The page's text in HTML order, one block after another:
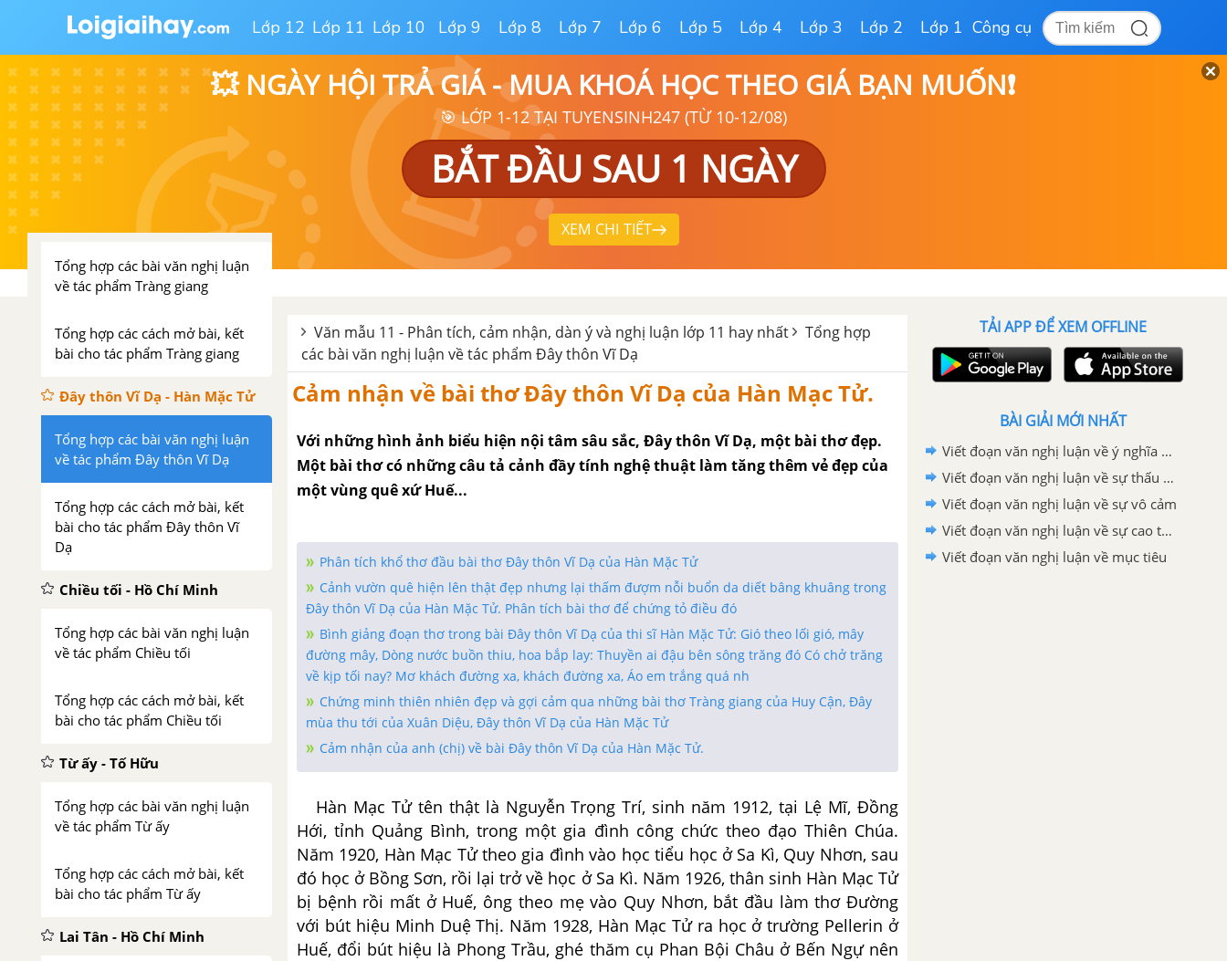
Lớp 12 Lớp 11 Lớp 10 Lớp 9 Lớp 8 Lớp 7 Lớp 6 Lớp 5 Lớp 4 Lớp 3 Lớp 2 Lớp 1 Công cụ
💥 NGÀY HỘI TRẢ GIÁ - MUA KHOÁ HỌC THEO GIÁ BẠN MUỐN❗
🎯 LỚP 1-12 TẠI TUYENSINH247 (TỪ 10-12/08)
BẮT ĐẦU SAU 1 NGÀY
XEM CHI TIẾT
Tổng hợp các bài văn nghị luận
về tác phẩm Vội vàng
Tổng hợp các cách mở bài, kết
bài cho tác phẩm Vội vàng
Tràng Giang - Huy Cận
Tổng hợp các bài văn nghị luận
về tác phẩm Tràng giang
Tổng hợp các cách mở bài, kết
bài cho tác phẩm Tràng giang
Đây thôn Vĩ Dạ - Hàn Mặc Tử
Tổng hợp các bài văn nghị luận
về tác phẩm Đây thôn Vĩ Dạ
Tổng hợp các cách mở bài, kết
bài cho tác phẩm Đây thôn Vĩ
Dạ
Chiều tối - Hồ Chí Minh
Tổng hợp các bài văn nghị luận
về tác phẩm Chiều tối
Tổng hợp các cách mở bài, kết
bài cho tác phẩm Chiều tối
Từ ấy - Tố Hữu
Tổng hợp các bài văn nghị luận
về tác phẩm Từ ấy
Tổng hợp các cách mở bài, kết
bài cho tác phẩm Từ ấy
Lai Tân - Hồ Chí Minh
Văn mẫu 11 - Phân tích, cảm nhận, dàn ý và nghị luận lớp 11 hay nhất
Tổng hợp
các bài văn nghị luận về tác phẩm Đây thôn Vĩ Dạ
Cảm nhận về bài thơ Đây thôn Vĩ Dạ của Hàn Mạc Tử.
Với những hình ảnh biểu hiện nội tâm sâu sắc, Đây thôn Vĩ Dạ, một bài thơ đẹp.
Một bài thơ có những câu tả cảnh đầy tính nghệ thuật làm tăng thêm vẻ đẹp của
một vùng quê xứ Huế...
Phân tích khổ thơ đầu bài thơ Đây thôn Vĩ Dạ của Hàn Mặc Tử
Cảnh vườn quê hiện lên thật đẹp nhưng lại thấm đượm nỗi buổn da diết bâng khuâng trong
Đây thôn Vĩ Dạ của Hàn Mặc Tử. Phân tích bài thơ để chứng tỏ điều đó
Bình giảng đoạn thơ trong bài Đây thôn Vĩ Dạ của thi sĩ Hàn Mặc Tử: Gió theo lối gió, mây
đường mây, Dòng nước buồn thiu, hoa bắp lay: Thuyền ai đậu bên sông trăng đó Có chở trăng
về kịp tối nay? Mơ khách đường xa, khách đường xa, Áo em trắng quá nh
Chứng minh thiên nhiên đẹp và gợi cảm qua những bài thơ Tràng giang của Huy Cận, Đây
mùa thu tới của Xuân Diệu, Đây thôn Vĩ Dạ của Hàn Mặc Tử
Cảm nhận của anh (chị) về bài Đây thôn Vĩ Dạ của Hàn Mặc Tử.
Hàn Mạc Tử tên thật là Nguyễn Trọng Trí, sinh năm 1912, tại Lệ Mĩ, Đồng
Hới, tỉnh Quảng Bình, trong một gia đình công chức theo đạo Thiên Chúa.
Năm 1920, Hàn Mạc Tử theo gia đình vào học tiểu học ở Sa Kì, Quy Nhơn, sau
đó học ở Bồng Sơn, rồi lại trở về học ở Sa Kì. Năm 1926, thân sinh Hàn Mạc Tử
bị bệnh rồi mất ở Huế, ông theo mẹ vào Quy Nhơn, bắt đầu làm thơ Đường
với bút hiệu Minh Duệ Thị. Năm 1928, Hàn Mạc Tử ra học ở trường Pellerin ở
Huế, đổi bút hiệu là Phong Trầu, ghé thăm cụ Phan Bội Châu ở Bến Ngự nên
TẢI APP ĐỂ XEM OFFLINE
BÀI GIẢI MỚI NHẤT
Viết đoạn văn nghị luận về ý nghĩa của việc tìm ra niềm đam mê thực sự của chính mình trong cuộc sống.
Viết đoạn văn nghị luận về sự thấu cảm
Viết đoạn văn nghị luận về sự vô cảm
Viết đoạn văn nghị luận về sự cao thượng
Viết đoạn văn nghị luận về mục tiêu